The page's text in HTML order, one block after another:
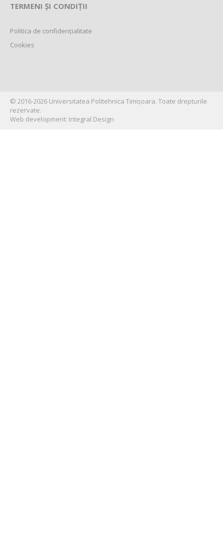
TERMENI ȘI CONDIȚII
Politica de confidențialitate
Cookies
© 2016-2026 Universitatea Politehnica Timișoara. Toate drepturile
rezervate.
Web development: Integral Design